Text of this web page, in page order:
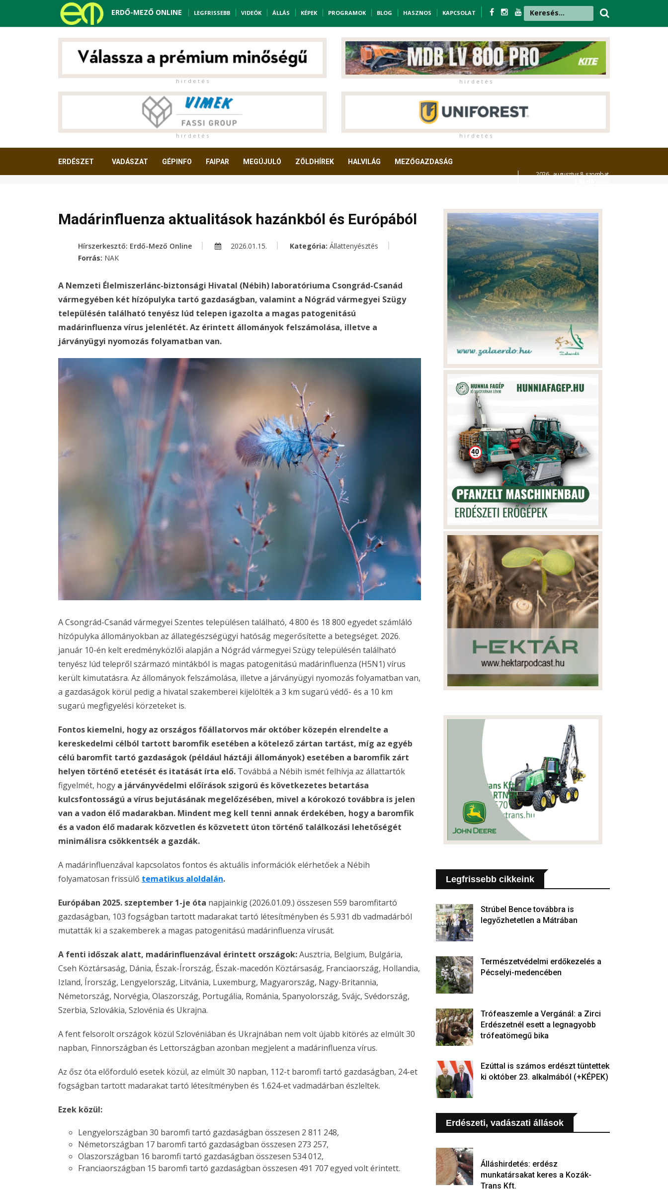
ERDŐ-MEZŐ ONLINE LEGFRISSEBB VIDEÓK ÁLLÁS KÉPEK PROGRAMOK BLOG HASZNOS KAPCSOLAT
h i r d e t é s h i r d e t é s
h i r d e t é s h i r d e t é s
ERDÉSZET VADÁSZAT GÉPINFO FAIPAR MEGÚJULÓ ZÖLDHÍREK HALVILÁG MEZŐGAZDASÁG
2026. augusztus 8. szombat,
Madárinfluenza aktualitások hazánkból és Európából
Hírszerkesztő: Erdő-Mező Online 2026.01.15. Kategória: Állattenyésztés
Forrás: NAK
A Nemzeti Élelmiszerlánc-biztonsági Hivatal (Nébih) laboratóriuma Csongrád-Csanád
vármegyében két hízópulyka tartó gazdaságban, valamint a Nógrád vármegyei Szügy
településén található tenyész lúd telepen igazolta a magas patogenitású
madárinfluenza vírus jelenlétét. Az érintett állományok felszámolása, illetve a
járványügyi nyomozás folyamatban van.
A Csongrád-Csanád vármegyei Szentes településen található, 4 800 és 18 800 egyedet számláló
hízópulyka állományokban az állategészségügyi hatóság megerősítette a betegséget. 2026.
január 10-én kelt eredményközlői alapján a Nógrád vármegyei Szügy településén található
tenyész lúd telepről származó mintákból is magas patogenitású madárinfluenza (H5N1) vírus
került kimutatásra. Az állományok felszámolása, illetve a járványügyi nyomozás folyamatban van,
a gazdaságok körül pedig a hivatal szakemberei kijelölték a 3 km sugarú védő- és a 10 km
sugarú megfigyelési körzeteket is.
Fontos kiemelni, hogy az országos főállatorvos már október közepén elrendelte a
kereskedelmi célból tartott baromfik esetében a kötelező zártan tartást, míg az egyéb
célú baromfit tartó gazdaságok (például háztáji állományok) esetében a baromfik zárt
helyen történő etetését és itatását írta elő. Továbbá a Nébih ismét felhívja az állattartók
figyelmét, hogy a járványvédelmi előírások szigorú és következetes betartása
kulcsfontosságú a vírus bejutásának megelőzésében, mivel a kórokozó továbbra is jelen
van a vadon élő madarakban. Mindent meg kell tenni annak érdekében, hogy a baromfik
és a vadon élő madarak közvetlen és közvetett úton történő találkozási lehetőségét
minimálisra csökkentsék a gazdák.
A madárinfluenzával kapcsolatos fontos és aktuális információk elérhetőek a Nébih
folyamatosan frissülő tematikus aloldalán.
Európában 2025. szeptember 1-je óta napjainkig (2026.01.09.) összesen 559 baromfitartó
gazdaságban, 103 fogságban tartott madarakat tartó létesítményben és 5.931 db vadmadárból
mutatták ki a szakemberek a magas patogenitású madárinfluenza vírusát.
A fenti időszak alatt, madárinfluenzával érintett országok:Ausztria, Belgium, Bulgária,
Cseh Köztársaság, Dánia, Észak-Írország, Észak-macedón Köztársaság, Franciaország, Hollandia,
Izland, Írország, Lengyelország, Litvánia, Luxemburg, Magyarország, Nagy-Britannia,
Németország, Norvégia, Olaszország, Portugália, Románia, Spanyolország, Svájc, Svédország,
Szerbia, Szlovákia, Szlovénia és Ukrajna.
A fent felsorolt országok közül Szlovéniában és Ukrajnában nem volt újabb kitörés az elmúlt 30
napban, Finnországban és Lettországban azonban megjelent a madárinfluenza vírus.
Az ősz óta előforduló esetek közül, az elmúlt 30 napban, 112-t baromfi tartó gazdaságban, 24-et
fogságban tartott madarakat tartó létesítményben és 1.624-et vadmadárban észleltek.
Ezek közül:
Lengyelországban 30 baromfi tartó gazdaságban összesen 2 811 248,
Németországban 17 baromfi tartó gazdaságban összesen 273 257,
Olaszországban 16 baromfi tartó gazdaságban összesen 534 012,
Franciaországban 15 baromfi tartó gazdaságban összesen 491 707 egyed volt érintett.
Legfrissebb cikkeink
Strúbel Bence továbbra is
legyőzhetetlen a Mátrában
Természetvédelmi erdőkezelés a
Pécselyi-medencében
Trófeaszemle a Vergánál: a Zirci
Erdészetnél esett a legnagyobb
trófeatömegű bika
Ezúttal is számos erdészt tüntettek
ki október 23. alkalmából (+KÉPEK)
Erdészeti, vadászati állások
Álláshirdetés: erdész
munkatársakat keres a Kozák-
Trans Kft.